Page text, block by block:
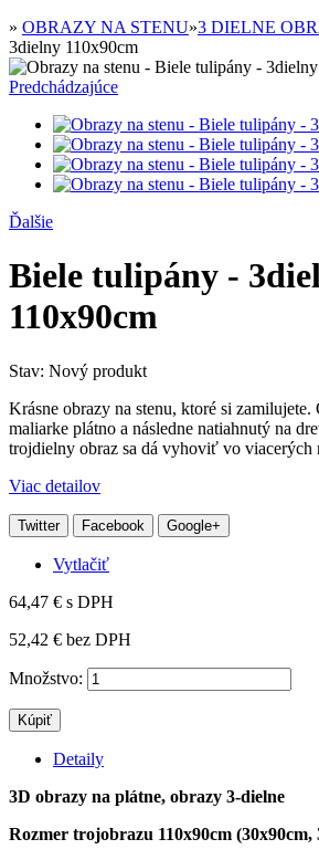
» OBRAZY NA STENU»3 DIELNE
3dielny 110x90cm
Predchádzajúce
Ďalšie
Biele tulipány -
110x90cm
Stav: Nový produkt
Krásne obrazy na stenu, ktoré si zamilujete.
maliarke plátno a následne natiahnutý na
trojdielny obraz sa dá vyhoviť vo viacerých
Viac detailov
Twitter Facebook Google+
Vytlačiť
64,47 € s DPH
52,42 € bez DPH
Množstvo:
Kúpiť
Detaily
3D obrazy na plátne, obrazy 3-dielne
Rozmer trojobrazu 110x90cm (30x90cm,